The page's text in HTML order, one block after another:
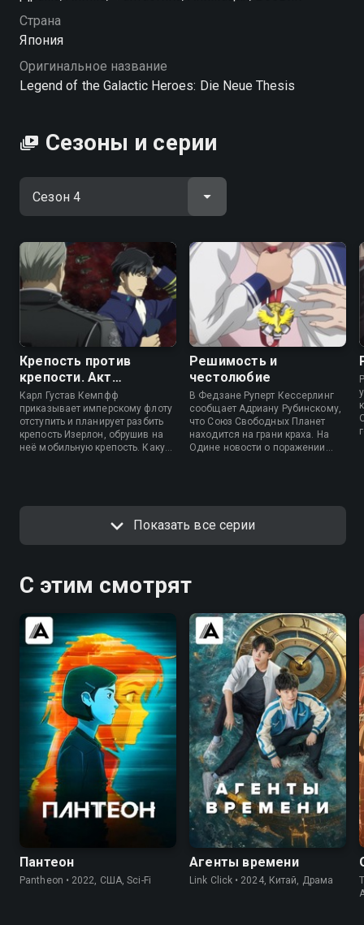
нейтрального доминиона по имени Адриан
Рубински могут кардинально изменить исход
Союзом Свободных Планет.
совершенно бесплатно в хорошем HD качестве на
Страна
Япония
Оригинальное название
Legend of the Galactic Heroes: Die Neue Thesis
Сезоны и серии
Крепость против
крепости. Акт
четвертый.
Заключение
Карл Густав Кемпфф
приказывает имперскому флоту
отступить и планирует разбить
крепость Изерлон, обрушив на
неё мобильную крепость. Какую
Решимость и
честолюбие
В Федзане Руперт Кессерлинг
сообщает Адриану Рубинскому,
что Союз Свободных Планет
находится на грани краха. На
Одине новости о поражении
Ян Вэньли делится с Юлианом
Показать все серии
С этим смотрят
8.5 8.5
Пантеон
Pantheon • 2022, США, Sci-Fi
8.5 8.5
Агенты времени
Link Click • 2024, Китай, Драма